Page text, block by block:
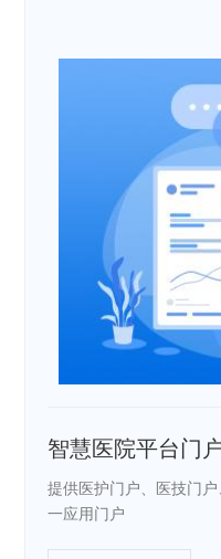
智慧医院平台门
提供医护门户、医技门
一应用门户